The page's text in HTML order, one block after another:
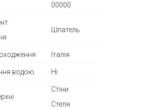
00000
Шпатель
Італія
водою Ні
Стіни
Стеля